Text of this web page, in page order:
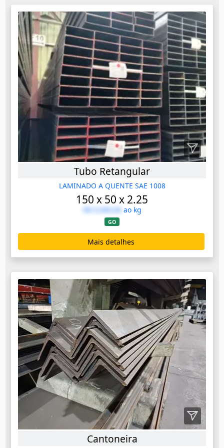
Tubo Retangular
LAMINADO A QUENTE SAE 1008
150 x 50 x 2.25
R$ 0.000,00 ao kg
GO
Mais detalhes
Cantoneira